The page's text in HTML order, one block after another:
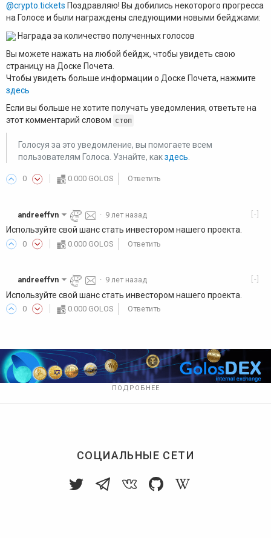
@crypto.tickets Поздравляю! Вы добились некоторого прогресса
на Голосе и были награждены следующими новыми бейджами:
Награда за количество полученных голосов
Вы можете нажать на любой бейдж, чтобы увидеть свою
страницу на Доске Почета.
Чтобы увидеть больше информации о Доске Почета, нажмите
здесь
Если вы больше не хотите получать уведомления, ответьте на
этот комментарий словом стоп
Голосуя за это уведомление, вы помогаете всем
пользователям Голоса. Узнайте, какздесь.
0 0.000 GOLOS Ответить
[-]
andreeffvn · 9 лет назад
Используйте свой шанс стать инвестором нашего проекта.
0 0.000 GOLOS Ответить
[-]
andreeffvn · 9 лет назад
Используйте свой шанс стать инвестором нашего проекта.
0 0.000 GOLOS Ответить
ПОДРОБНЕЕ
СОЦИАЛЬНЫЕ СЕТИ